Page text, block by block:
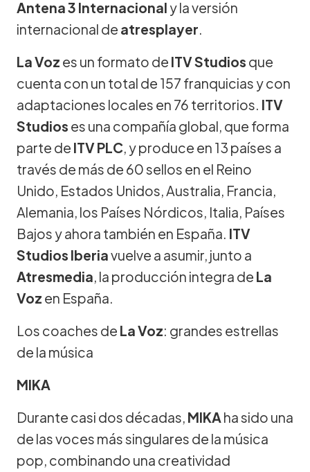
Antena 3 Internacional y la versión
internacional de atresplayer.
La Voz es un formato de ITV Studios que
cuenta con un total de 157 franquicias y con
adaptaciones locales en 76 territorios. ITV
Studios es una compañía global, que forma
parte de ITV PLC, y produce en 13 países a
través de más de 60 sellos en el Reino
Unido, Estados Unidos, Australia, Francia,
Alemania, los Países Nórdicos, Italia, Países
Bajos y ahora también en España. ITV
Studios Iberiavuelve a asumir, junto a
Atresmedia, la producción integra de La
Voz en España.
Los coaches de La Voz: grandes estrellas
de la música
MIKA
Durante casi dos décadas, MIKA ha sido una
de las voces más singulares de la música
pop, combinando una creatividad